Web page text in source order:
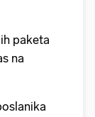
paketa
na